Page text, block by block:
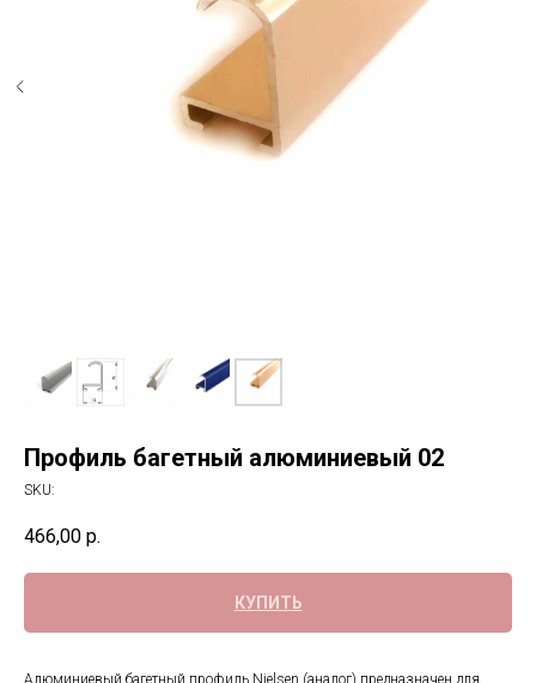
Профиль багетный алюминиевый 02
SKU:
466,00 р.
КУПИТЬ